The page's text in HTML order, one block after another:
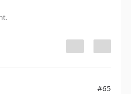
#65